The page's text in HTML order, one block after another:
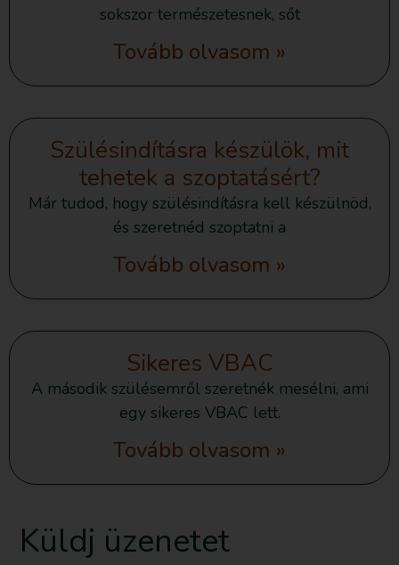
sokszor természetesnek, sőt
Tovább olvasom »
Szülésindításra készülök, mit
tehetek a szoptatásért?
Már tudod, hogy szülésindításra kell készülnöd,
és szeretnéd szoptatni a
Tovább olvasom »
Sikeres VBAC
A második szülésemről szeretnék mesélni, ami
egy sikeres VBAC lett.
Tovább olvasom »
Küldj üzenetet